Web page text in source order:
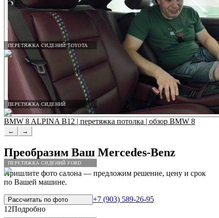
ПЕРЕТЯЖКА СИДЕНИЙ TOYOTA
ПЕРЕТЯЖКА СИДЕНИЙ
ПЕРЕТЯЖКА СИДЕНИЙ FORD
BMW 8 ALPINA B12 | перетяжка потолка | обзор BMW 8
← →
Преобразим Ваш Mercedes-Benz
Пришлите фото салона — предложим решение, цену и срок
по Вашей машине.
Рассчитать по фото
+7 (903) 589-26-95
12Подробно